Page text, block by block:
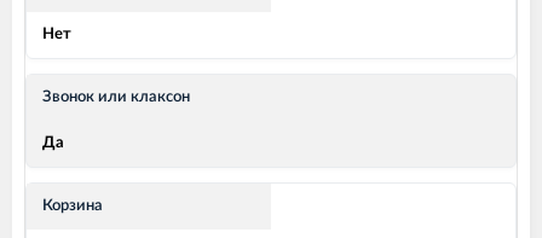
Нет
Звонок или клаксон
Да
Корзина